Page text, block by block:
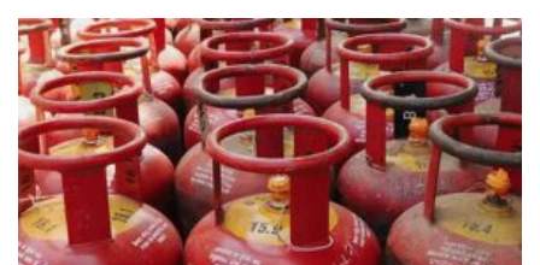
पेट्रोलियम पदार्थको मूल्यमा भारी